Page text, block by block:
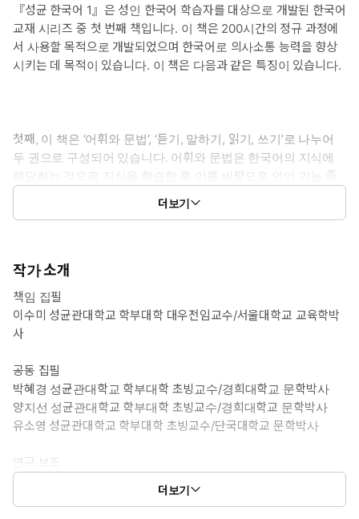
『성균 한국어 1』은 성인 한국어 학습자를 대상으로 개발된 한국어
교재 시리즈 중 첫 번째 책입니다. 이 책은 200시간의 정규 과정에
서 사용할 목적으로 개발되었으며 한국어로 의사소통 능력을 향상
시키는 데 목적이 있습니다. 이 책은 다음과 같은 특징이 있습니다.
첫째, 이 책은 ‘어휘와 문법’, ‘듣기, 말하기, 읽기, 쓰기’로 나누어
두 권으로 구성되어 있습니다. 어휘와 문법은 한국어의 지식에
해당하는 것으로 지식을 학습한 후 이를 바탕으로 언어 기능 즉
듣기, 말하기, 읽기, 쓰기를 학습해 나가도록 구성하였습니다. 따
라서 어휘와 문법편을 배우고 이를 활용하여 의사소통할 수 있도
둘째, 어휘와 문법은 언어 지식에 해당하나 지식으로 학습되는
것에 초점이 있는 것이 아니라 ‘한국어 사용’에 초점을 두고 개발
하였습니다. 따라서 어휘에 대한 사용 연습, 문법에 대한 사용 연
수 있도록 하였습니다.
10개 내외의 어휘와 4개에서 5개 문법 항목으로 구성하여 130
분 내에 연습이 가능하도록 구성하였습니다. 또한 한 과의 마지
막 부분에는 종합 연습을 두어 한 과에서 배운 어휘와 문법을 복
더보기
작가 소개
책임 집필
이수미 성균관대학교 학부대학 대우전임교수/서울대학교 교육학박
사
공동 집필
박혜경 성균관대학교 학부대학 초빙교수/경희대학교 문학박사
양지선 성균관대학교 학부대학 초빙교수/경희대학교 문학박사
유소영 성균관대학교 학부대학 초빙교수/단국대학교 문학박사
연구 보조
김지혜 국민대학교 국제교육원 강사/이화여자대학교 박사 과정
김정윤 국민대학교 국제교육원 강사/서울대학교 석사 수료
더보기